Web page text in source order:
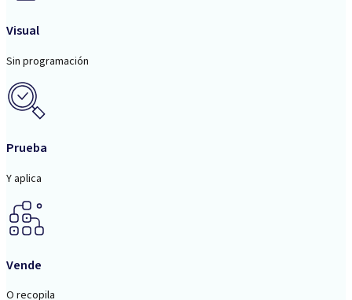
Visual
Sin programación
Prueba
Y aplica
Vende
O recopila